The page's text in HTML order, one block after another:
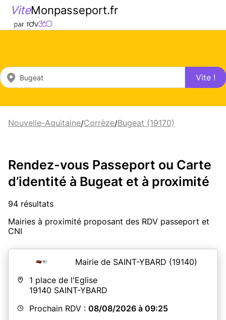
ViteMonpasseport.fr
Vite !
Nouvelle-Aquitaine/Corrèze/Bugeat (19170)
Rendez-vous Passeport ou Carte
d’identité à Bugeat et à proximité
94 résultats
Mairies à proximité proposant des RDV passeport et
CNI
Mairie de SAINT-YBARD (19140)
1 place de l'Eglise
19140 SAINT-YBARD
Prochain RDV : 08/08/2026 à 09:25